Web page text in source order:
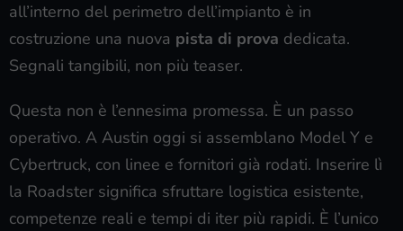
all’interno del perimetro dell’impianto è in
costruzione una nuova pista di prova dedicata.
Segnali tangibili, non più teaser.
Questa non è l’ennesima promessa. È un passo
operativo. A Austin oggi si assemblano Model Y e
Cybertruck, con linee e fornitori già rodati. Inserire lì
la Roadster significa sfruttare logistica esistente,
competenze reali e tempi di iter più rapidi. È l’unico